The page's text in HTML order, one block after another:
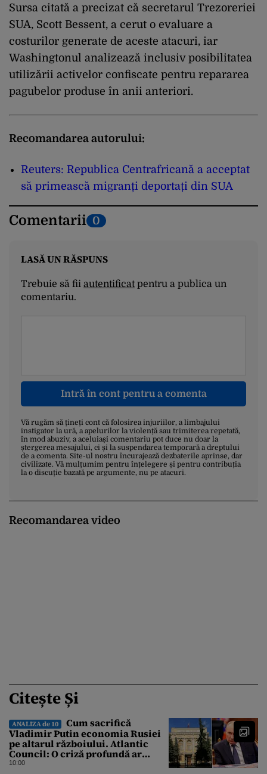
Sursa citată a precizat că secretarul Trezoreriei
SUA, Scott Bessent, a cerut o evaluare a
costurilor generate de aceste atacuri, iar
Washingtonul analizează inclusiv posibilitatea
utilizării activelor confiscate pentru repararea
pagubelor produse în anii anteriori.
Recomandarea autorului:
Reuters: Republica Centrafricană a acceptat
să primească migranți deportați din SUA
Comentarii 0
LASĂ UN RĂSPUNS
Trebuie să fii autentificatpentru a publica un
comentariu.
Intră în cont pentru a comenta
Vă rugăm să țineți cont că folosirea injuriilor, a limbajului
instigator la ură, a apelurilor la violență sau trimiterea repetată,
în mod abuziv, a aceluiași comentariu pot duce nu doar la
ștergerea mesajului, ci și la suspendarea temporară a dreptului
de a comenta. Site-ul nostru încurajează dezbaterile aprinse, dar
civilizate. Vă mulțumim pentru înțelegere și pentru contribuția
la o discuție bazată pe argumente, nu pe atacuri.
Recomandarea video
Citește Și
ANALIZA de 10
Cum sacrifică
Vladimir Putin economia Rusiei
pe altarul războiului. Atlantic
Council: O criză profundă ar
putea forța Kremlinul să apeleze
10:00